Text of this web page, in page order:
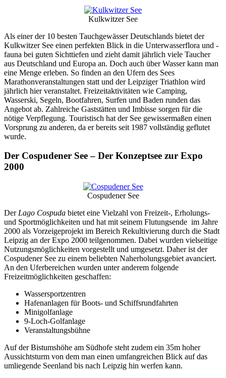
Kulkwitzer See
Als einer der 10 besten Tauchgewässer Deutschlands bietet der
Kulkwitzer See einen perfekten Blick in die Unterwasserflora und -
fauna bei guten Sichttiefen und zieht damit jährlich viele Taucher
aus Deutschland und Europa an. Doch auch über Wasser kann man
eine Menge erleben. So finden an den Ufern des Sees
Marathonveranstaltungen statt und der Leipziger Triathlon wird
jährlich hier veranstaltet. Freizeitaktivitäten wie Camping,
Wasserski, Segeln, Bootfahren, Surfen und Baden runden das
Angebot ab. Zahlreiche Gaststätten und Imbisse sorgen für die
nötige Verpflegung. Touristisch hat der See gewissermaßen einen
Vorsprung zu anderen, da er bereits seit 1987 vollständig geflutet
wurde.
Der Cospudener See – Der Konzeptsee zur Expo
2000
Cospudener See
Der Lago Cospuda bietet eine Vielzahl von Freizeit-, Erholungs-
und Sportmöglichkeiten und hat mit seinem Flutungsende im Jahre
2000 als Vorzeigeprojekt im Bereich Rekultivierung durch die Stadt
Leipzig an der Expo 2000 teilgenommen. Dabei wurden vielseitige
Nutzungsmöglichkeiten vorgestellt und umgesetzt. Daher ist der
Cospudener See zu einem beliebten Naherholungsgebiet avanciert.
An den Uferbereichen wurden unter anderem folgende
Freizeitmöglichkeiten geschaffen:
Wassersportzentren
Hafenanlagen für Boots- und Schiffsrundfahrten
Minigolfanlage
9-Loch-Golfanlage
Veranstaltungsbühne
Auf der Bistumshöhe am Südhofe steht zudem ein 35m hoher
Aussichtsturm von dem man einen umfangreichen Blick auf das
umliegende Seenland bis nach Leipzig hin werfen kann.